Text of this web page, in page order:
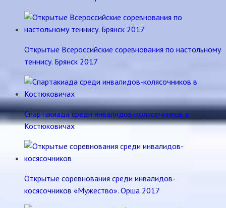
Открытые Всероссийские соревнования по настольному
теннису. Брянск 2017
Спартакиада среди инвалидов-колясочников в
Костюковичах
Открытые соревнования среди инвалидов-
косясочников «Мужество». Орша 2017